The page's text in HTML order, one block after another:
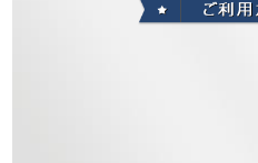
ト外窓天然素材カー